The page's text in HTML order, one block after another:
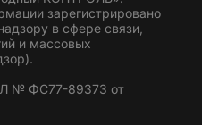
зарегистрировано
в сфере связи,
и массовых
№ ФС77-89373 от